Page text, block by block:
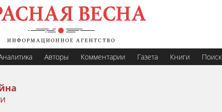
Авторы Комментарии Газета Книги Поиск